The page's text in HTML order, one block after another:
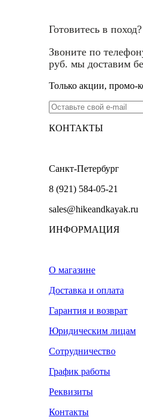
Готовитесь в
Звоните по
руб. мы доставим
Только акции, промо-
КОНТАКТЫ
Санкт-Петербург
8 (921) 584-05-21
sales@hikeandkayak.ru
ИНФОРМАЦИЯ
О магазине
Доставка и оплата
Гарантия и возврат
Юридическим лицам
Сотрудничество
График работы
Реквизиты
Контакты